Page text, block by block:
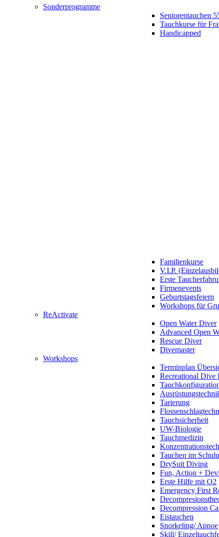
Sonderprogramme
Seniorentauchen
Tauchkurse für
Handicapped
Familienkurse
V.I.P.
Erste
Firmenevents
Geburtstagsfeiern
Workshops für
ReActivate
Open Water Diver
Advanced Open
Rescue Diver
Divemaster
Workshops
Terminplan
Recreational Dive
Tarierung
Tauchsicherheit
UW-Biologie
Tauchmedizin
Tauchen im
DrySuit Diving
Fun, Action +
Erste Hilfe mit O2
Emergency First
Decompression
Eistauchen
Snorkeling/ Apnoe
Skill/